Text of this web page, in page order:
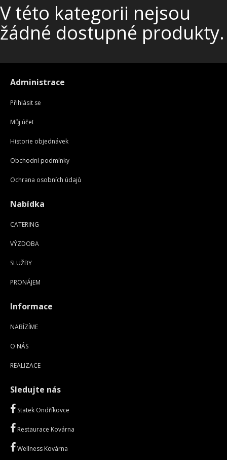
SLUŽBY
+
PRONÁJEM
V této kategorii nejsou
žádné dostupné produkty.
Administrace
Přihlásit se
Můj účet
Historie objednávek
Obchodní podmínky
Ochrana osobních údajů
Nabídka
CATERING
VÝZDOBA
SLUŽBY
PRONÁJEM
Informace
NABÍZÍME
O NÁS
REALIZACE
Sledujte nás
Statek Ondříkovce
Restaurace Kovárna
Wellness Kovárna